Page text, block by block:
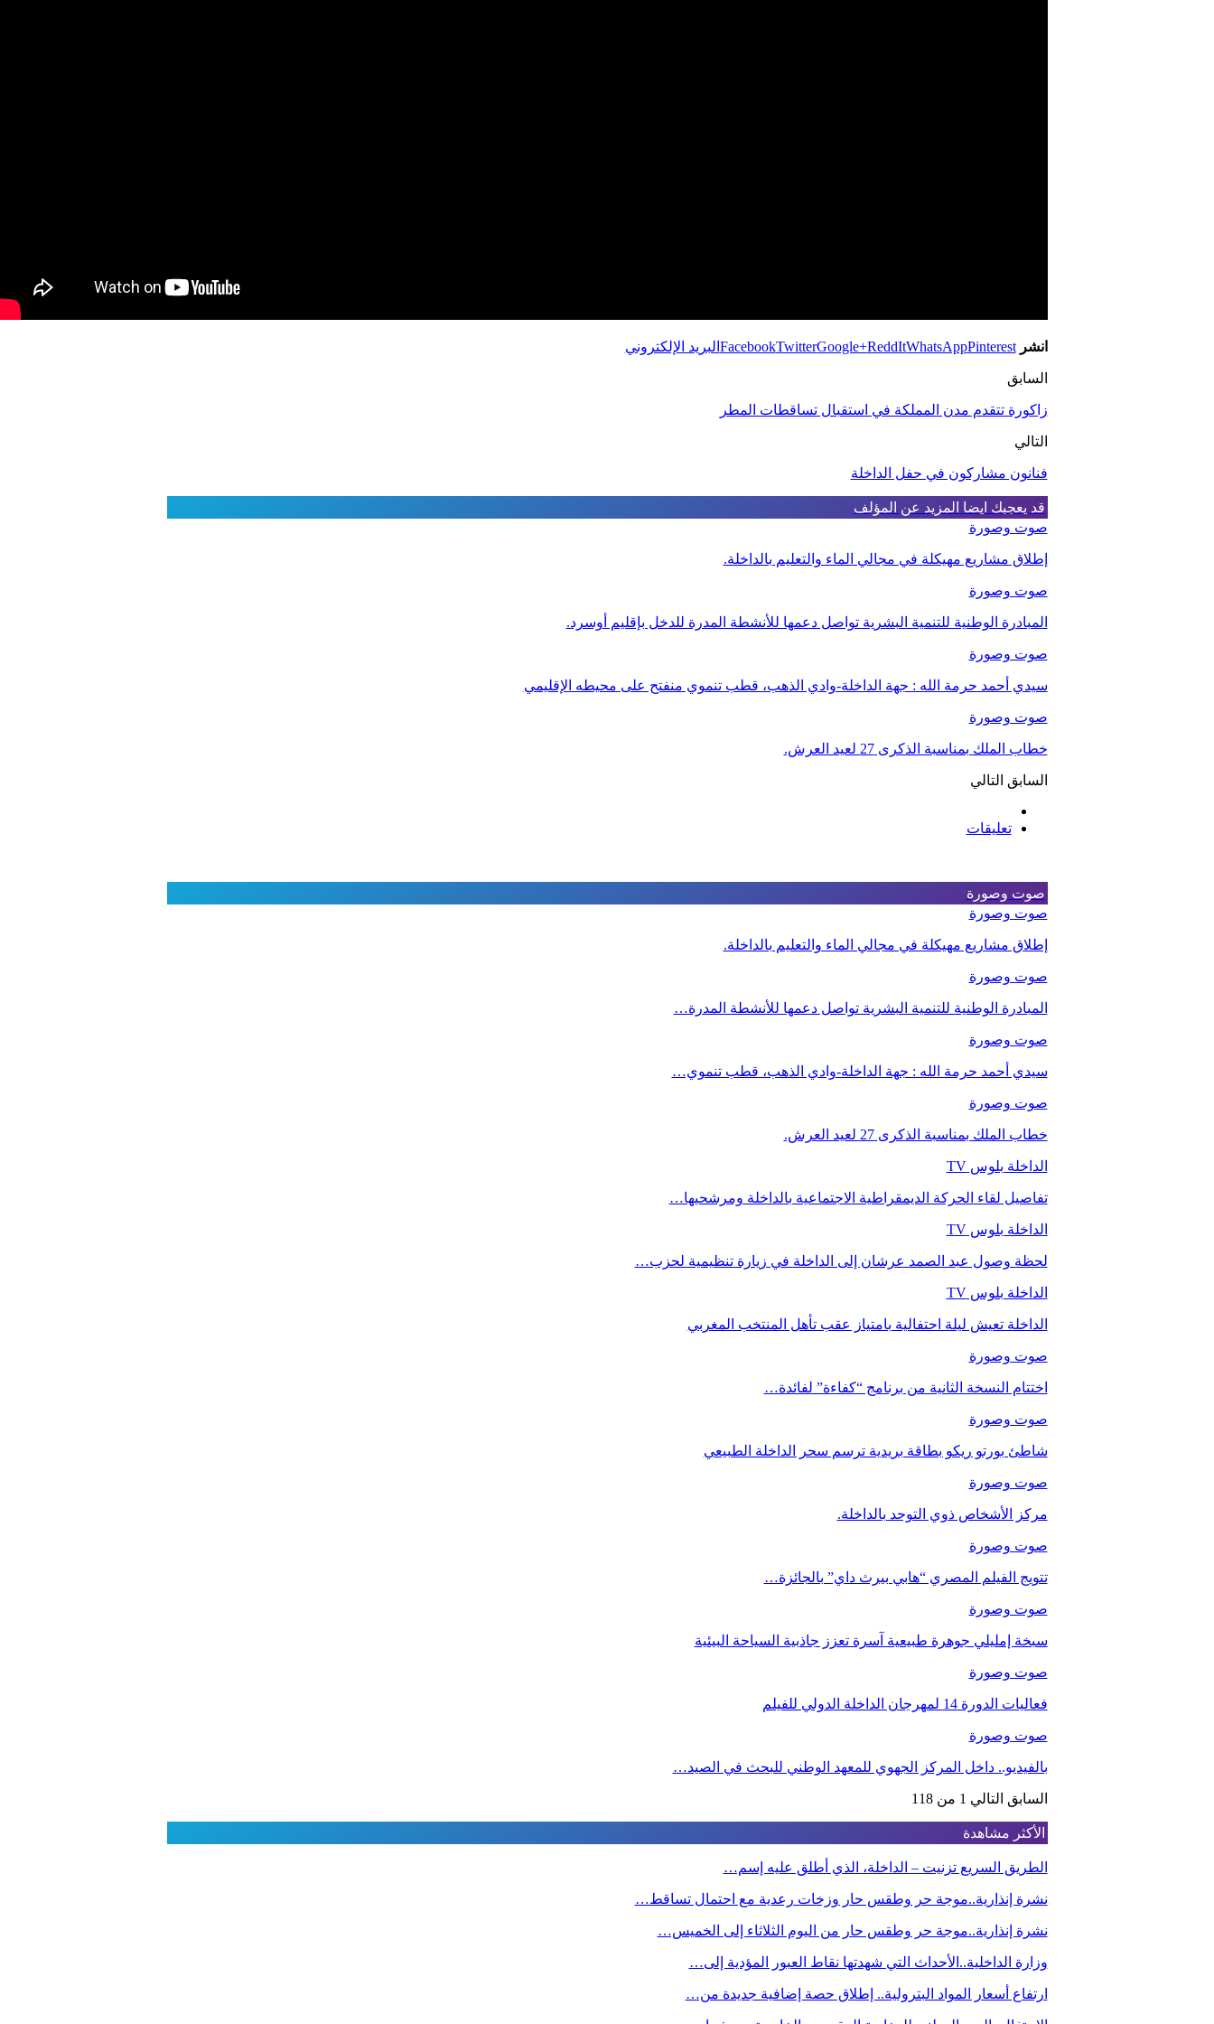
انشر FacebookTwitterGoogle+ReddItWhatsAppPinterest البريد الإلكتروني
السابق
زاكورة تتقدم مدن المملكة في استقبال تساقطات المطر
التالي
فنانون مشاركون في حفل الداخلة
قد يعجبك ايضا المزيد عن المؤلف
صوت وصورة
إطلاق مشاريع مهيكلة في مجالي الماء والتعليم بالداخلة.
صوت وصورة
المبادرة الوطنية للتنمية البشرية تواصل دعمها للأنشطة المدرة للدخل بإقليم أوسرد.
صوت وصورة
سيدي أحمد حرمة الله : جهة الداخلة-وادي الذهب، قطب تنموي منفتح على محيطه الإقليمي
صوت وصورة
خطاب الملك بمناسبة الذكرى 27 لعيد العرش.
السابق التالي
تعليقات
صوت وصورة
صوت وصورة
إطلاق مشاريع مهيكلة في مجالي الماء والتعليم بالداخلة.
صوت وصورة
المبادرة الوطنية للتنمية البشرية تواصل دعمها للأنشطة المدرة…
صوت وصورة
سيدي أحمد حرمة الله : جهة الداخلة-وادي الذهب، قطب تنموي…
صوت وصورة
خطاب الملك بمناسبة الذكرى 27 لعيد العرش.
الداخلة بلوس TV
تفاصيل لقاء الحركة الديمقراطية الاجتماعية بالداخلة ومرشحيها…
الداخلة بلوس TV
لحظة وصول عبد الصمد عرشان إلى الداخلة في زيارة تنظيمية لحزب…
الداخلة بلوس TV
الداخلة تعيش ليلة احتفالية بامتياز عقب تأهل المنتخب المغربي
صوت وصورة
اختتام النسخة الثانية من برنامج “كفاءة” لفائدة…
صوت وصورة
شاطئ بورتو ريكو بطاقة بريدية ترسم سحر الداخلة الطبيعي
صوت وصورة
مركز الأشخاص ذوي التوحد بالداخلة.
صوت وصورة
تتويج الفيلم المصري “هابي بيرث داي” بالجائزة…
صوت وصورة
سبخة إمليلي جوهرة طبيعية آسرة تعزز جاذبية السياحة البيئية
صوت وصورة
فعاليات الدورة 14 لمهرجان الداخلة الدولي للفيلم
صوت وصورة
بالفيديو.. داخل المركز الجهوي للمعهد الوطني للبحث في الصيد…
السابق التالي 1 من 118
الأكثر مشاهدة
الطريق السريع تزنيت – الداخلة، الذي أطلق عليه إسم…
نشرة إنذارية..موجة حر وطقس حار وزخات رعدية مع احتمال تساقط…
نشرة إنذارية..موجة حر وطقس حار من اليوم الثلاثاء إلى الخميس…
وزارة الداخلية..الأحداث التي شهدتها نقاط العبور المؤدية إلى…
ارتفاع أسعار المواد البترولية.. إطلاق حصة إضافية جديدة من…